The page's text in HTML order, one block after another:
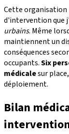
Cette
d'intervention que
urbains. Même
maintiennent un
conséquences
occupants.Six
médicalesur
déploiement.
Bilan